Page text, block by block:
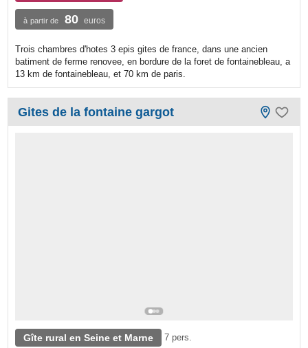
à partir de 80 euros
Trois chambres d'hotes 3 epis gites de france, dans une ancien
batiment de ferme renovee, en bordure de la foret de fontainebleau, a
13 km de fontainebleau, et 70 km de paris.
Gites de la fontaine gargot
Gîte rural en Seine et Marne 7 pers.